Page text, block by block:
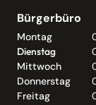
Bürgerbüro
Montag
Dienstag
Mittwoch
Donnerstag
Freitag